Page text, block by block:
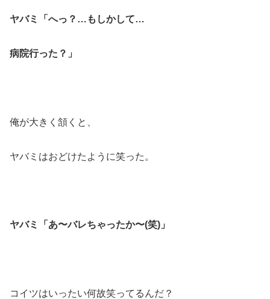
ヤバミ「へっ？…もしかして…
病院行った？」
俺が大きく頷くと、
ヤバミはおどけたように笑った。
ヤバミ「あ〜バレちゃったか〜(笑)」
コイツはいったい何故笑ってるんだ？